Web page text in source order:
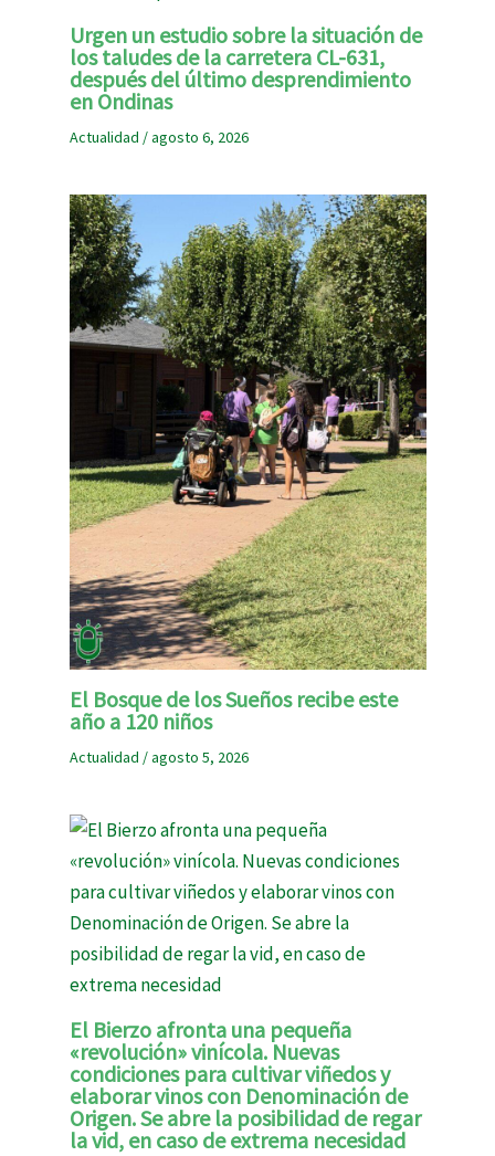
Urgen un estudio sobre la situación de
los taludes de la carretera CL-631,
después del último desprendimiento
en Ondinas
Actualidad /agosto 6, 2026
El Bosque de los Sueños recibe este
año a 120 niños
Actualidad /agosto 5, 2026
El Bierzo afronta una pequeña
«revolución» vinícola. Nuevas
condiciones para cultivar viñedos y
elaborar vinos con Denominación de
Origen. Se abre la posibilidad de regar
la vid, en caso de extrema necesidad